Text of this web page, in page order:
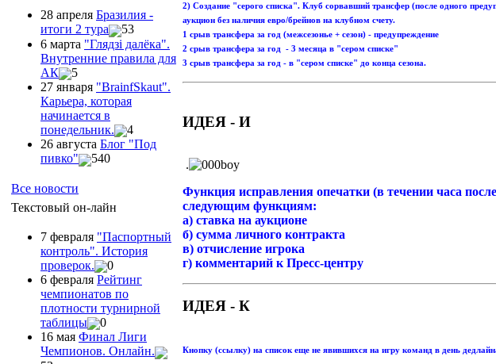
28 апреля Бразилия -
итоги 2 тура
53
6 марта "Глядзi далёка".
Внутренние правила для
АК
5
27 января "ВrainfSkaut".
Карьера, которая
начинается в
понедельник.
4
26 августа Блог "Под
пивко"
540
Все новости
Текстовый он-лайн
7 февраля "Паспортный
контроль". История
проверок.
0
6 февраля Рейтинг
чемпионатов по
плотности турнирной
таблицы
0
16 мая Финал Лиги
Чемпионов. Онлайн.
2) Создание "серого списка". Клуб сорвавший трансфер (после одного
аукцион без наличия евро/брейнов на клубном счету.
1 срыв трансфера за год (межсезонье + сезон) - предупреждение
2 срыв трансфера за год - 3 месяца в "сером списке"
3 срыв трансфера за год - в "сером списке" до конца сезона.
ИДЕЯ - И
.
Функция исправления опечатки (в течении часа
следующим функциям:
а) ставка на аукционе
б) сумма личного контракта
в) отчисление игрока
г) комментарий к Пресс-центру
ИДЕЯ - К
Кнопку (ссылку) на список еще не явившихся на игру команд в день